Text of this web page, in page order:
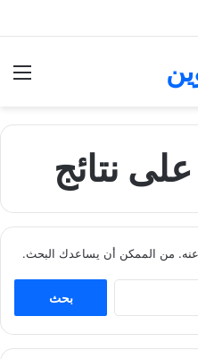
نتائج
عنه. من الممكن أن يساعدك البحث.